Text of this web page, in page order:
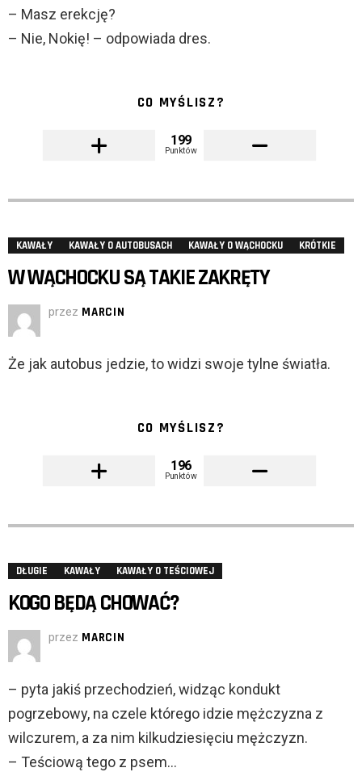
– Masz erekcję?
– Nie, Nokię! – odpowiada dres.
CO MYŚLISZ?
199
Punktów
KAWAŁY KAWAŁY O AUTOBUSACH KAWAŁY O WĄCHOCKU KRÓTKIE
W WĄCHOCKU SĄ TAKIE ZAKRĘTY
przez MARCIN
Że jak autobus jedzie, to widzi swoje tylne światła.
CO MYŚLISZ?
196
Punktów
DŁUGIE KAWAŁY KAWAŁY O TEŚCIOWEJ
KOGO BĘDĄ CHOWAĆ?
przez MARCIN
– pyta jakiś przechodzień, widząc kondukt
pogrzebowy, na czele którego idzie mężczyzna z
wilczurem, a za nim kilkudziesięciu mężczyzn.
– Teściową tego z psem…